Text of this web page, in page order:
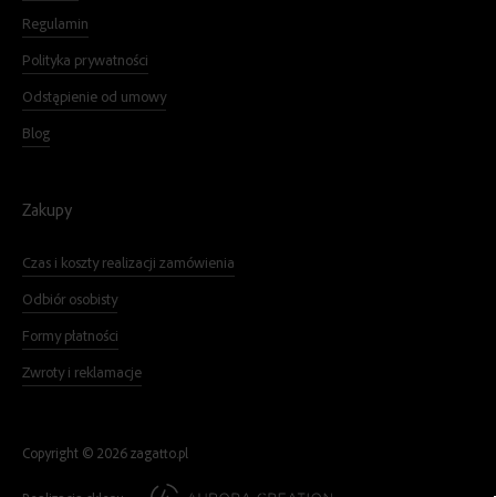
Regulamin
Polityka prywatności
Odstąpienie od umowy
Blog
Zakupy
Czas i koszty realizacji zamówienia
Odbiór osobisty
Formy płatności
Zwroty i reklamacje
Copyright © 2026zagatto.pl